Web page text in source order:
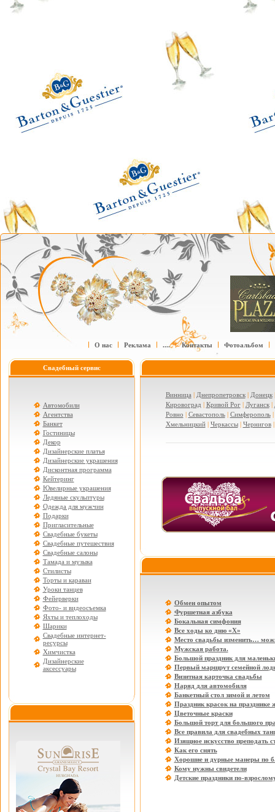
О нас Реклама .... Контакты Фотоальбом
Свадебный сервис
Автомобили
Агентства
Банкет
Гостиницы
Декор
Дизайнерские платья
Дизайнерские украшения
Дисконтная программа
Кейтеринг
Ювелирные украшения
Ледяные скульптуры
Одежда для мужчин
Подарки
Пригласительные
Свадебные букеты
Свадебные путешествия
Свадебные салоны
Тамада и музыка
Стилисты
Торты и караваи
Уроки танцев
Фейерверки
Фото- и видеосъемка
Яхты и теплоходы
Шарики
Свадебные интернет-
ресурсы
Химчистка
Дизайнерские
аксессуары
Винница | Днепропетровск| Донецк
Кировоград | Кривой Рог| Луганск|
Ровно | Севастополь| Симферополь|
Хмельницкий| Черкассы| Чернигов
Обмен опытом
Фуршетная азбука
Бокальная симфония
Все ходы ко дню «Х»
Место свадьбы изменить…
Мужская работа.
Большой праздник для
Первый маршрут семейной
Визитная карточка свадьбы
Наряд для автомобиля
Банкетный стол зимой и летом
Праздник красок на празднике
Цветочные краски
Большой торт для большого
Все правила для свадебных
Изящное искусство преподать
Как его снять
Хорошие и дурные манеры по
Кому нужны свидетели
Детские праздники по-